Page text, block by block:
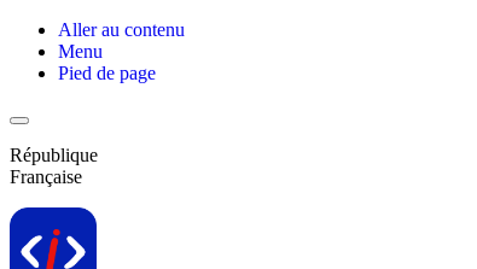
Aller au contenu
Menu
Pied de page
République
Française